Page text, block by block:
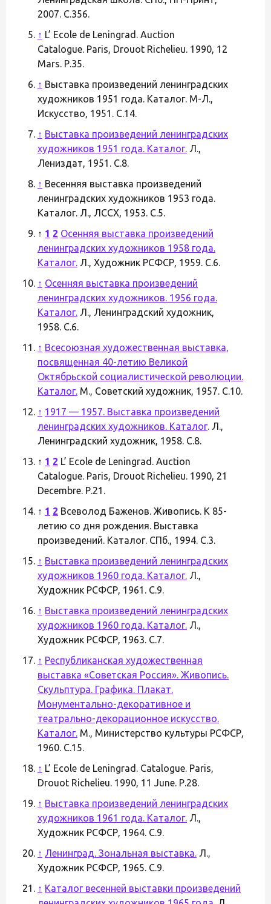
2007. С.356.
↑ L’ Ecole de Leningrad. Auction
Catalogue. Paris, Drouot Richelieu. 1990, 12
Mars. Р.35.
↑ Выставка произведений ленинградских
художников 1951 года. Каталог. М-Л.,
Искусство, 1951. С.14.
↑ Выставка произведений ленинградских
художников 1951 года. Каталог. Л.,
Лениздат, 1951. С.8.
↑ Весенняя выставка произведений
ленинградских художников 1953 года.
Каталог. Л., ЛССХ, 1953. С.5.
↑ 1 2 Осенняя выставка произведений
ленинградских художников 1958 года.
Каталог. Л., Художник РСФСР, 1959. С.6.
↑ Осенняя выставка произведений
ленинградских художников. 1956 года.
Каталог. Л., Ленинградский художник,
1958. С.6.
↑ Всесоюзная художественная выставка,
посвященная 40-летию Великой
Октябрьской социалистической революции.
Каталог. М., Советский художник, 1957. С.10.
↑ 1917 — 1957. Выставка произведений
ленинградских художников. Каталог. Л.,
Ленинградский художник, 1958. С.8.
↑ 1 2 L’ Ecole de Leningrad. Auction
Catalogue. Paris, Drouot Richelieu. 1990, 21
Decembre. Р.21.
↑ 1 2 Всеволод Баженов. Живопись. К 85-
летию со дня рождения. Выставка
произведений. Каталог. СПб., 1994. С.3.
↑ Выставка произведений ленинградских
художников 1960 года. Каталог. Л.,
Художник РСФСР, 1961. С.9.
↑ Выставка произведений ленинградских
художников 1960 года. Каталог. Л.,
Художник РСФСР, 1963. С.7.
↑ Республиканская художественная
выставка «Советская Россия». Живопись.
Скульптура. Графика. Плакат.
Монументально-декоративное и
театрально-декорационное искусство.
Каталог. М., Министерство культуры РСФСР,
1960. С.15.
↑ L’ Ecole de Leningrad. Catalogue. Paris,
Drouot Richelieu. 1990, 11 June. Р.28.
↑ Выставка произведений ленинградских
художников 1961 года. Каталог. Л.,
Художник РСФСР, 1964. С.9.
↑ Ленинград. Зональная выставка. Л.,
Художник РСФСР, 1965. С.9.
↑ Каталог весенней выставки произведений